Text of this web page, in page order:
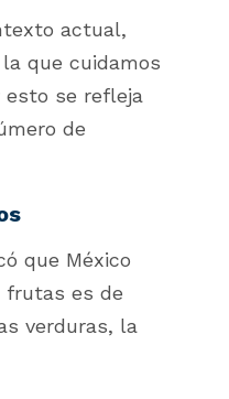
actual,
que cuidamos
esto se refleja
de
que México
frutas es de
verduras, la